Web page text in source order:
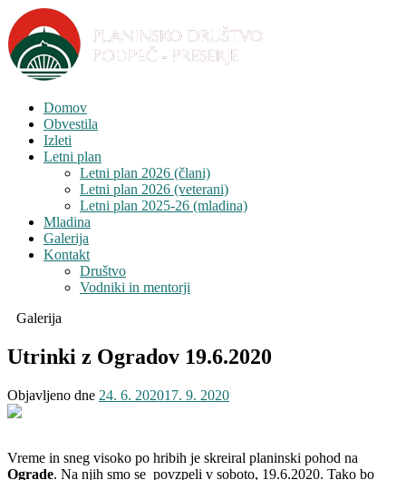
Domov
Obvestila
Izleti
Letni plan
Letni plan 2026 (člani)
Letni plan 2026 (veterani)
Letni plan 2025-26 (mladina)
Mladina
Galerija
Kontakt
Društvo
Vodniki in mentorji
Galerija
Utrinki z Ogradov 19.6.2020
Objavljeno dne 24. 6. 202017. 9. 2020
Vreme in sneg visoko po hribih je skreiral planinski pohod na
Ograde. Na njih smo se povzpeli v soboto, 19.6.2020. Tako bo